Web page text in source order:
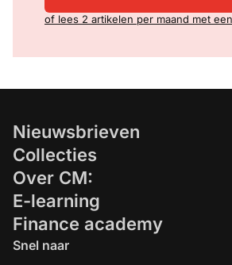
of lees 2 artikelen per maand met
Nieuwsbrieven
Collecties
Over CM:
E-learning
Finance academy
Snel naar